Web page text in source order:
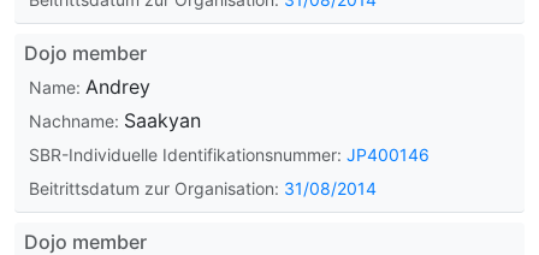
Dojo member
Name: Andrey
Nachname: Saakyan
SBR-Individuelle Identifikationsnummer: JP400146
Beitrittsdatum zur Organisation: 31/08/2014
Dojo member